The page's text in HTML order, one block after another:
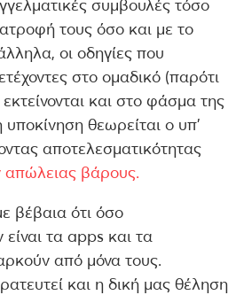
συμβουλές τόσο
τους όσο και με το
οι οδηγίες που
στο ομαδικό (παρότι
και στο φάσμα της
θεωρείται ο υπ’
αποτελεσματικότητας
βάρους.
βέβαια ότι όσο
τα apps και τα
από μόνα τους.
και η δική μας θέληση